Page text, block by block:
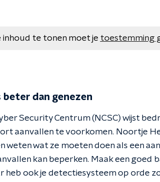
inhoud te tonen moet je toestemming
beter dan genezen
Security Centrum (NCSC) wijst
aanvallen te voorkomen. Noortje
weten wat ze moeten doen als een
kan beperken. Maak een goed
heb ook je detectiesysteem op orde